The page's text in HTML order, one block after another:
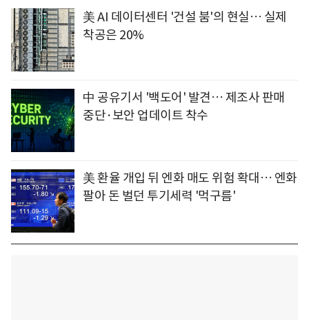
美 AI 데이터센터 '건설 붐'의 현실… 실제
착공은 20%
中 공유기서 '백도어' 발견… 제조사 판매
중단·보안 업데이트 착수
美 환율 개입 뒤 엔화 매도 위험 확대… 엔화
팔아 돈 벌던 투기세력 '먹구름'